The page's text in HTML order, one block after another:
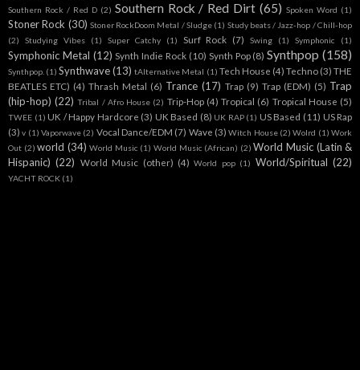
Southern Rock / Red D (2) Southern Rock / Red Dirt (65) Spoken Word (1)
Stoner Rock (30) Stoner RockDoom Metal / Sludge (1) Study beats / Jazz-hop / Chill-hop
(2)
Studying Vibes (1) Super Catchy (1) Surf Rock (7) Swing (1) Symphonic (1)
Symphonic Metal (12) Synth Indie Rock (10) Synth Pop (8) Synthpop (158)
Synthpop. (1) Synthwave (13) tAlternative Metal (1) Tech House (4) Techno (3) THE
BEATLES ETC) (4) Thrash Metal (6) Trance (17) Trap (9) Trap (EDM) (5) Trap
(hip-hop) (22) Tribal / Afro House (2) Trip-Hop (4) Tropical (6) Tropical House (5)
TWEE (1) UK / Happy Hardcore (3) UK Based (8) UK RAP (1) US Based (11) US Rap
(3) v (1) Vaporwave (2) Vocal Dance/EDM (7) Wave (3) Witch House (2) Wolrd (1) Work
Out (2) world (34) World Music (1) World Music (African) (2) World Music (Latin &
Hispanic) (22) World Music (other) (4) World pop (1) World/Spiritual (22)
YACHT ROCK (1)